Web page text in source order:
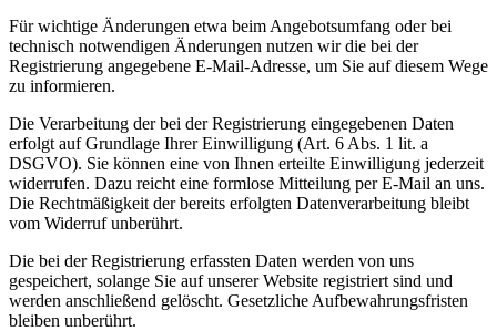
Für wichtige Änderungen etwa beim Angebotsumfang oder bei
technisch notwendigen Änderungen nutzen wir die bei der
Registrierung angegebene E-Mail-Adresse, um Sie auf diesem Wege
zu informieren.
Die Verarbeitung der bei der Registrierung eingegebenen Daten
erfolgt auf Grundlage Ihrer Einwilligung (Art. 6 Abs. 1 lit. a
DSGVO). Sie können eine von Ihnen erteilte Einwilligung jederzeit
widerrufen. Dazu reicht eine formlose Mitteilung per E-Mail an uns.
Die Rechtmäßigkeit der bereits erfolgten Datenverarbeitung bleibt
vom Widerruf unberührt.
Die bei der Registrierung erfassten Daten werden von uns
gespeichert, solange Sie auf unserer Website registriert sind und
werden anschließend gelöscht. Gesetzliche Aufbewahrungsfristen
bleiben unberührt.